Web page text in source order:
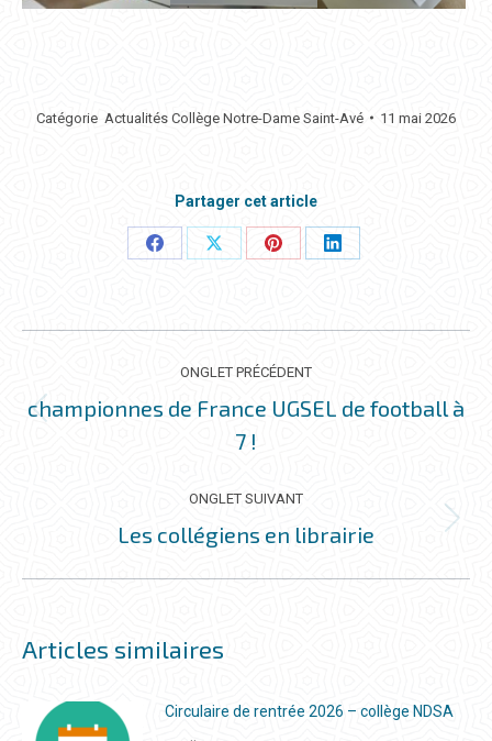
Catégorie Actualités Collège Notre-Dame Saint-Avé 11 mai 2026
Partager cet article
PartagerPartagerPartagerPartager
NAVIGATION
DE
COMMENTAIRE
ONGLET PRÉCÉDENT
Onglet
précédent
championnes de France UGSEL de football à
7 !
ONGLET SUIVANT
Onglet
Les collégiens en librairie
Articles similaires
Circulaire de rentrée 2026 – collège NDSA